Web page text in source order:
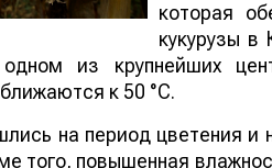
которая
кукурузы в
из крупнейших
к 50 °C.
на период цветения и
того, повышенная